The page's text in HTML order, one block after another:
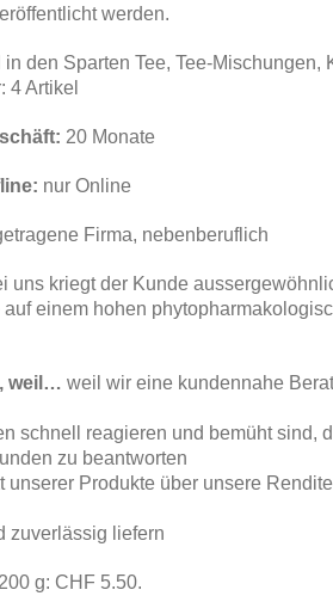
werden.
in den Sparten Tee, Tee-Mischungen,
4 Artikel
20 Monate
nur Online
Firma, nebenberuflich
uns kriegt der Kunde
einem hohen
weil… weil wir eine kundennahe
schnell reagieren und bemüht sind,
zu beantworten
unserer Produkte über unsere
zuverlässig liefern
g: CHF 5.50.